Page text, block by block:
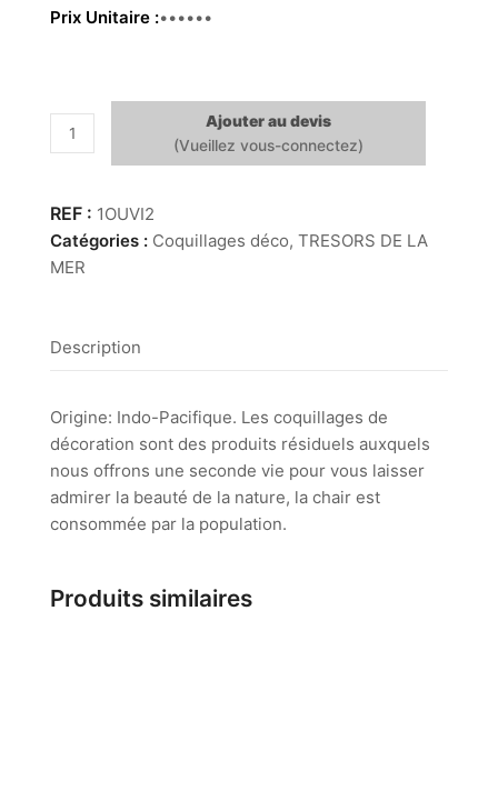
Prix Unitaire 1.55 €
quantité
de
violet
GM
Ajouter au devis
1OUVI2
Catégories : Coquillages déco, TRESORS DE LA
MER
Description
Origine: Indo-Pacifique. Les coquillages de
décoration sont des produits résiduels auxquels
nous offrons une seconde vie pour vous laisser
admirer la beauté de la nature, la chair est
consommée par la population.
Produits similaires